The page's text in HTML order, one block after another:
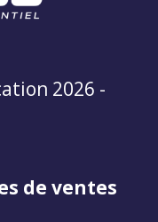
2026 -
de ventes